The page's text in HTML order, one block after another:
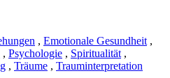
, Emotionale Gesundheit ,
, Psychologie , Spiritualität ,
, Träume , Trauminterpretation